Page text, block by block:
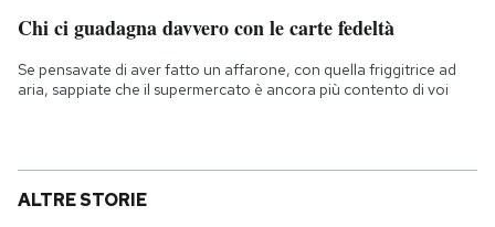
Chi ci guadagna davvero con le carte fedeltà
Se pensavate di aver fatto un affarone, con quella friggitrice ad
aria, sappiate che il supermercato è ancora più contento di voi
ALTRE STORIE